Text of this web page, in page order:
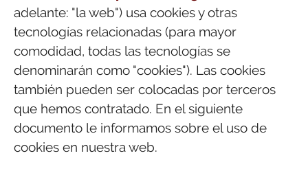
adelante: "la web") usa cookies y otras
tecnologías relacionadas (para mayor
comodidad, todas las tecnologías se
denominarán como "cookies"). Las cookies
también pueden ser colocadas por terceros
que hemos contratado. En el siguiente
documento le informamos sobre el uso de
cookies en nuestra web.